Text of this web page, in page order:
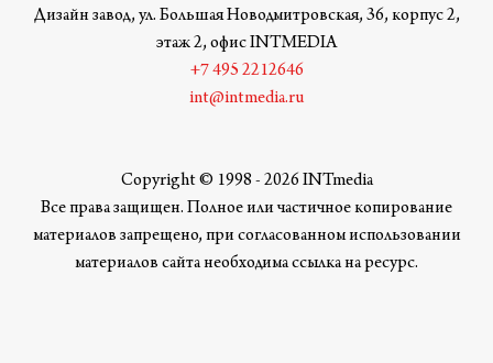
Дизайн завод, ул. Большая Новодмитровская, 36, корпус 2,
этаж 2, офис INTMEDIA
+7 495 2212646
int@intmedia.ru
Copyright © 1998 - 2026 INTmedia
Все права защищен. Полное или частичное копирование
материалов запрещено, при согласованном использовании
материалов сайта необходима ссылка на ресурс.